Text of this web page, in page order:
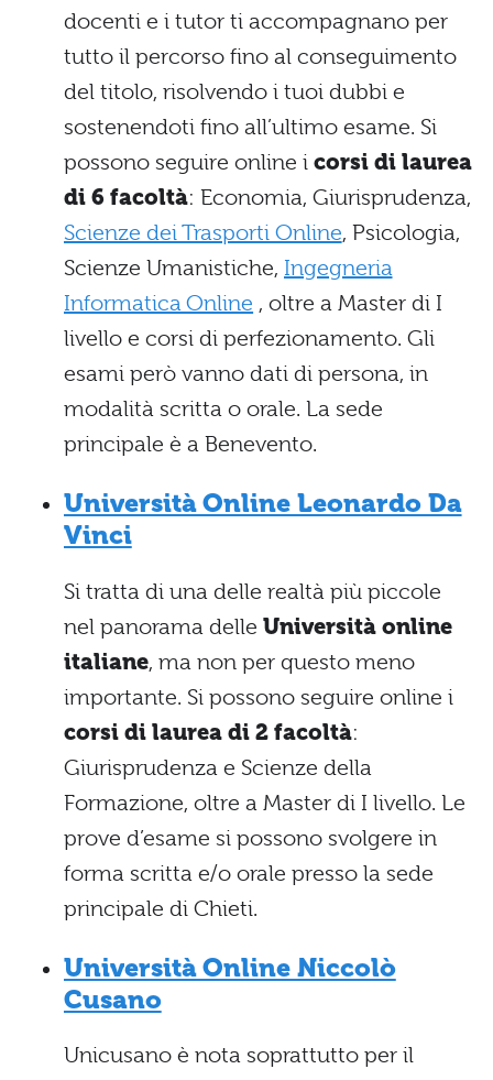
docenti e i tutor ti accompagnano per
tutto il percorso fino al conseguimento
del titolo, risolvendo i tuoi dubbi e
sostenendoti fino all’ultimo esame. Si
possono seguire online i corsi di laurea
di 6 facoltà: Economia, Giurisprudenza,
Scienze dei Trasporti Online, Psicologia,
Scienze Umanistiche, Ingegneria
Informatica Online , oltre a Master di I
livello e corsi di perfezionamento. Gli
esami però vanno dati di persona, in
modalità scritta o orale. La sede
principale è a Benevento.
Università Online Leonardo Da
Vinci
Si tratta di una delle realtà più piccole
nel panorama delle Università online
italiane, ma non per questo meno
importante. Si possono seguire online i
corsi di laurea di 2 facoltà:
Giurisprudenza e Scienze della
Formazione, oltre a Master di I livello. Le
prove d’esame si possono svolgere in
forma scritta e/o orale presso la sede
principale di Chieti.
Università Online Niccolò
Cusano
Unicusano è nota soprattutto per il